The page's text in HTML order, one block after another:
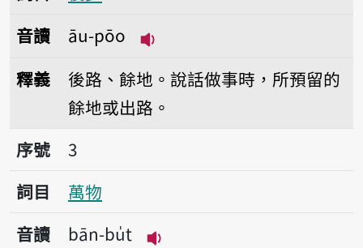
音讀
āu-pōo
釋義
後路、餘地。說話做事時，所預留的
餘地或出路。
序號3萬物
序號
3
詞目
萬物
音讀
bān-bu̍t